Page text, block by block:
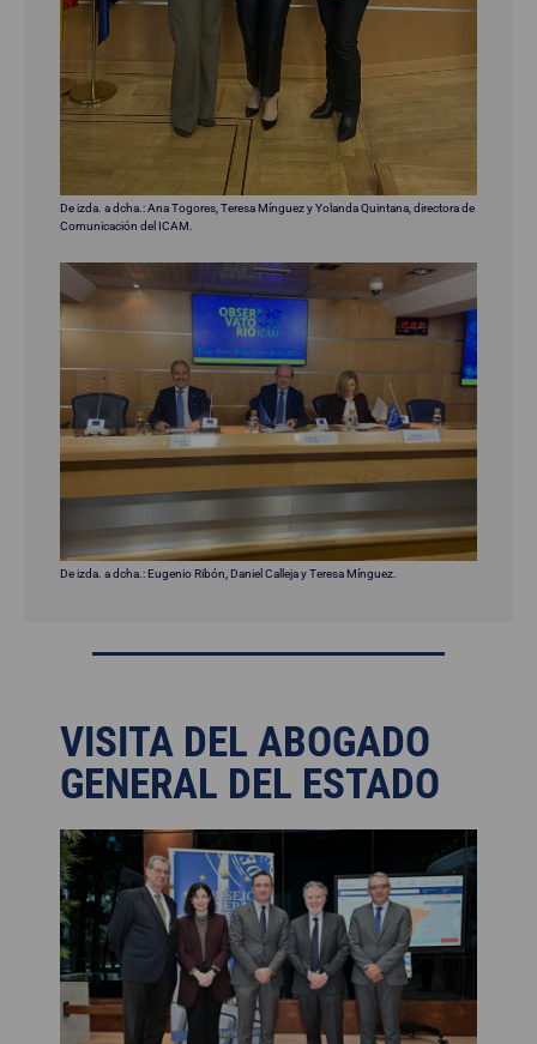
De izda. a dcha.: Ana Togores, Teresa Mínguez y Yolanda Quintana, directora de
Comunicación del ICAM.
De izda. a dcha.: Eugenio Ribón, Daniel Calleja y Teresa Mínguez.
VISITA DEL ABOGADO
GENERAL DEL ESTADO